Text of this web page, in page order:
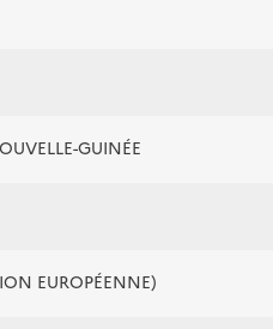
GUINÉE
EUROPÉENNE)